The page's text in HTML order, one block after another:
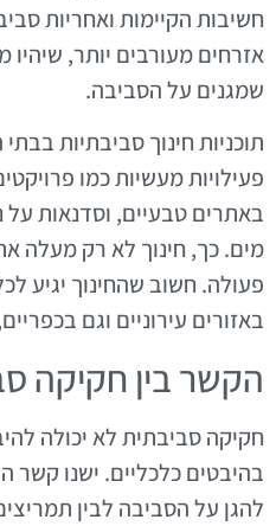
חשיבות הקיימות ואחריות
אזרחים מעורבים יותר, שיהיו
שמגנים על הסביבה.
תוכניות חינוך סביבתיות
פעילויות מעשיות כמו
באתרים טבעיים, וסדנאות על
מים. כך, חינוך לא רק מעלה
פעולה. חשוב שהחינוך יגיע
באזורים עירוניים וגם
הקשר בין חקיקה
חקיקה סביבתית לא יכולה
בהיבטים כלכליים. ישנו קשר
להגן על הסביבה לבין